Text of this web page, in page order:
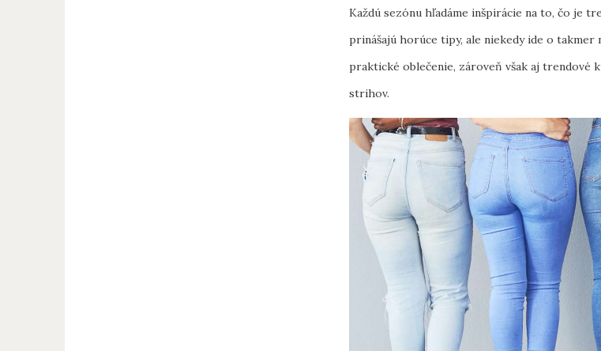
Každú sezónu hľadáme inšpirácie na to, čo je
prinášajú horúce tipy, ale niekedy ide o
praktické oblečenie, zároveň však aj trendové
strihov.